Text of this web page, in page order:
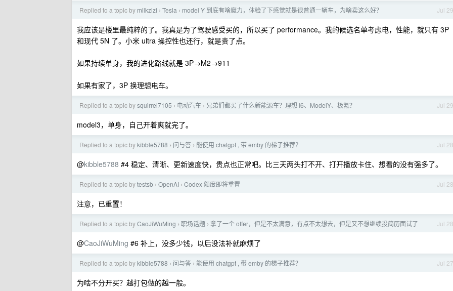
Jul 29
Replied to a topic by milkzizi › Tesla › model Y 到底有啥魔力，体验了下感觉就是很普通一辆车，为啥卖这么好？
我应该是楼里最纯粹的了。我真是为了驾驶感受买的，所以买了 performance。我的候选名单考虑电，性能，就只有 3P
和现代 5N 了。小米 ultra 操控性也还行，就是贵了点。
如果持续单身，我的进化路线就是 3P→M2→911
如果有家了，3P 换理想电车。
Jul 29
Replied to a topic bysquirrel7105 › 电动汽车 › 兄弟们都买了什么新能源车？理想 I6、ModelY、极氪？
model3，单身，自己开着爽就完了。
Jul 28
Replied to a topic bykibble5788 › 问与答 › 能使用 chatgpt , 带 emby 的梯子推荐？
@kibble5788 #4 稳定、清晰、更新速度快，贵点也正常吧。比三天两头打不开、打开播放卡住、想看的没有强多了。
Jul 28
Replied to a topic bytestsb › OpenAI › Codex 额度即将重置
注意，已重置！
Jul 28
Replied to a topic byCaoJiWuMing › 职场话题 › 拿了一个 offer，但是不太满意，有点不太想去，但是又不想继续投简历面试了
@CaoJiWuMing #6 补上，没多少钱，以后没法补就麻烦了
Jul 27
Replied to a topic bykibble5788 › 问与答 › 能使用 chatgpt , 带 emby 的梯子推荐？
为啥不分开买？越打包做的越一般。